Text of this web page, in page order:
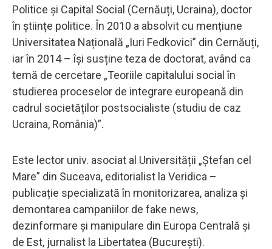
Politice și Capital Social (Cernăuți, Ucraina), doctor
în științe politice. În 2010 a absolvit cu mențiune
Universitatea Națională „Iuri Fedkovici” din Cernăuți,
iar în 2014 – își susține teza de doctorat, având ca
temă de cercetare „Teoriile capitalului social în
studierea proceselor de integrare europeană din
cadrul societăților postsocialiste (studiu de caz
Ucraina, România)”.
Este lector univ. asociat al Universității „Ștefan cel
Mare” din Suceava, editorialist la Veridica –
publicație specializată în monitorizarea, analiza și
demontarea campaniilor de fake news,
dezinformare și manipulare din Europa Centrală și
de Est, jurnalist la Libertatea (București).